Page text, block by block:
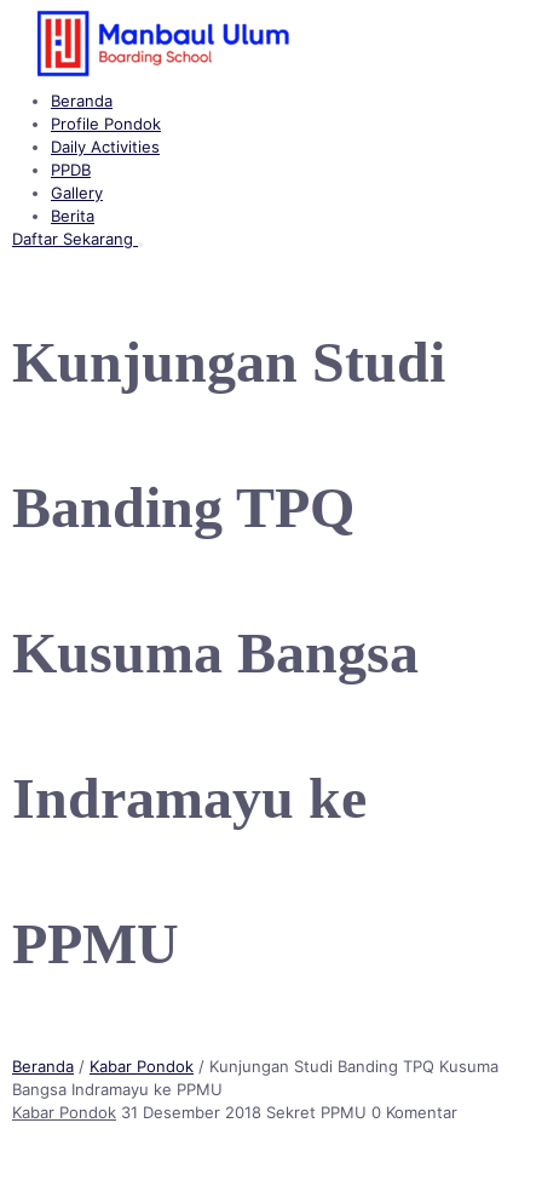
Langsung
Beranda
Profile Pondok
Daily Activities
PPDB
Gallery
Berita
Daftar Sekarang
Kunjungan Studi
Banding TPQ
Kusuma Bangsa
Indramayu ke
PPMU
Beranda / Kabar Pondok / Kunjungan Studi Banding TPQ Kusuma
Bangsa Indramayu ke PPMU
Kabar Pondok 31 Desember 2018 Sekret PPMU 0 Komentar